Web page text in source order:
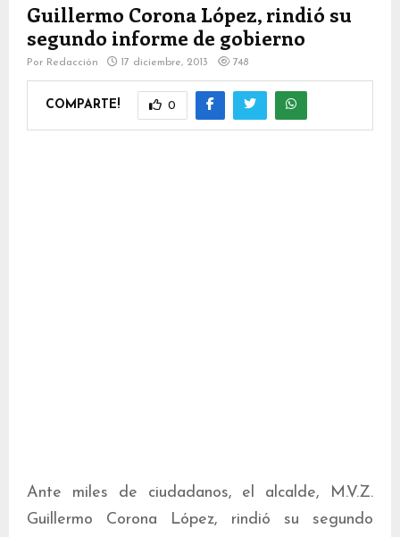
Guillermo Corona López, rindió su
segundo informe de gobierno
Por Redacción 17 diciembre, 2013 748
COMPARTE! 0
Ante miles de ciudadanos, el alcalde, M.V.Z.
Guillermo Corona López, rindió su segundo